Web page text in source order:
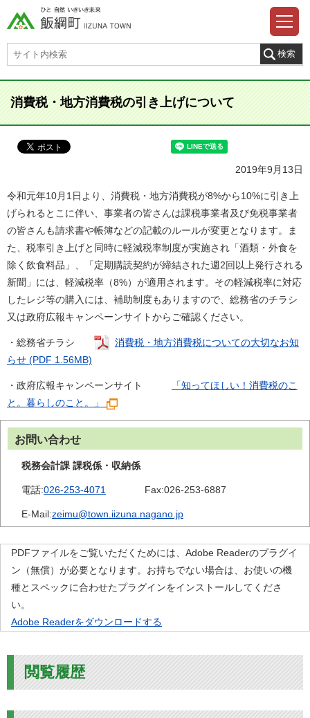
消費税・地方消費税の引き上げについて
2019年9月13日
令和元年10月1日より、消費税・地方消費税が8%から10%に引き上
げられるとこに伴い、事業者の皆さんは課税事業者及び免税事業者
の皆さんも請求書や帳簿などの記載のルールが変更となります。ま
た、税率引き上げと同時に軽減税率制度が実施され「酒類・外食を
除く飲食料品」、「定期購読契約が締結された週2回以上発行される
新聞」には、軽減税率（8%）が適用されます。その軽減税率に対応
したレジ等の購入には、補助制度もありますので、総務省のチラシ
又は政府広報キャンペーンサイトからご確認ください。
・総務省チラシ
消費税・地方消費税についての大切なお知
らせ (PDF 1.56MB)
・政府広報キャンペーンサイト
「知ってほしい！消費税のこ
と。暮らしのこと。」
お問い合わせ
税務会計課 課税係・収納係
電話:026-253-4071 Fax:026-253-6887
E-Mail:zeimu@town.iizuna.nagano.jp
PDFファイルをご覧いただくためには、Adobe Readerのプラグイ
ン（無償）が必要となります。お持ちでない場合は、お使いの機
種とスペックに合わせたプラグインをインストールしてくださ
い。
Adobe Readerをダウンロードする
閲覧履歴